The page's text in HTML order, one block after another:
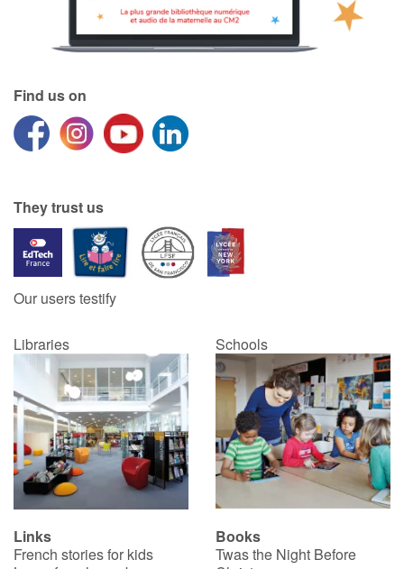
Find us on
They trust us
Our users testify
Libraries Schools
Links
French stories for kids
Books
Twas the Night Before